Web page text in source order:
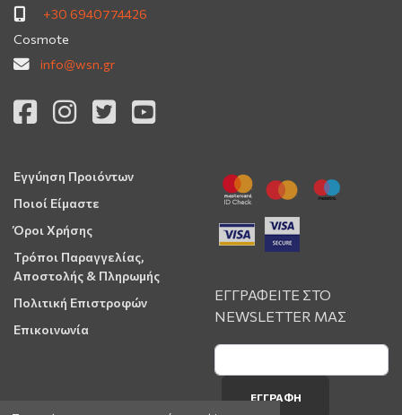
+30 6940774426
Cosmote
info@wsn.gr
Εγγύηση Προιόντων
Ποιοί Είμαστε
Όροι Χρήσης
Τρόποι Παραγγελίας,
Αποστολής & Πληρωμής
Πολιτική Επιστροφών
Επικοινωνία
ΕΓΓΡΑΦΕΙΤΕ ΣΤΟ
NEWSLETTER ΜΑΣ
ΕΓΓΡΑΦΉ